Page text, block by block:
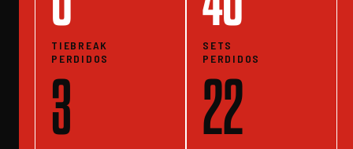
TIEBREAK
PERDIDOS
3
SETS
PERDIDOS
22